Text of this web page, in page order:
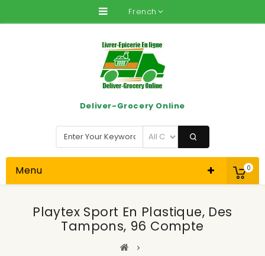
French
0
Deliver-Grocery Online
Menu
Playtex Sport En Plastique, Des
Tampons, 96 Compte